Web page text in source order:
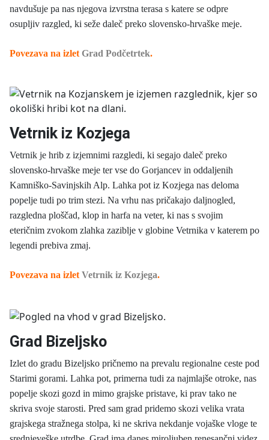
navdušuje pa nas njegova izvrstna terasa s katere se odpre
osupljiv razgled, ki seže daleč preko slovensko-hrvaške meje.
Povezava na izlet Grad Podčetrtek.
Vetrnik iz Kozjega
Vetrnik je hrib z izjemnimi razgledi, ki segajo daleč preko
slovensko-hrvaške meje ter vse do Gorjancev in oddaljenih
Kamniško-Savinjskih Alp. Lahka pot iz Kozjega nas deloma
popelje tudi po trim stezi. Na vrhu nas pričakajo daljnogled,
razgledna ploščad, klop in harfa na veter, ki nas s svojim
eteričnim zvokom zlahka zaziblje v globine Vetrnika v katerem po
legendi prebiva zmaj.
Povezava na izlet Vetrnik iz Kozjega.
Grad Bizeljsko
Izlet do gradu Bizeljsko pričnemo na prevalu regionalne ceste pod
Starimi gorami. Lahka pot, primerna tudi za najmlajše otroke, nas
popelje skozi gozd in mimo grajske pristave, ki prav tako ne
skriva svoje starosti. Pred sam grad pridemo skozi velika vrata
grajskega stražnega stolpa, ki ne skriva nekdanje vojaške vloge te